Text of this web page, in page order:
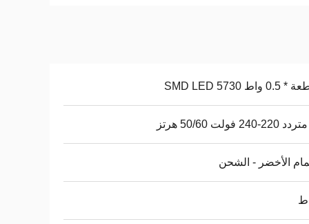
240 فولت 50/60 هرتز
الأخضر - الشحن